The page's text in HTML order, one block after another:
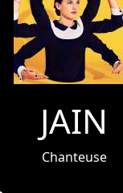
JAIN
Chanteuse